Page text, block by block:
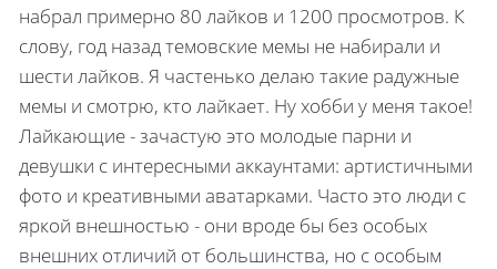
набрал примерно 80 лайков и 1200 просмотров. К
слову, год назад темовские мемы не набирали и
шести лайков. Я частенько делаю такие радужные
мемы и смотрю, кто лайкает. Ну хобби у меня такое!
Лайкающие - зачастую это молодые парни и
девушки с интересными аккаунтами: артистичными
фото и креативными аватарками. Часто это люди с
яркой внешностью - они вроде бы без особых
внешних отличий от большинства, но с особым